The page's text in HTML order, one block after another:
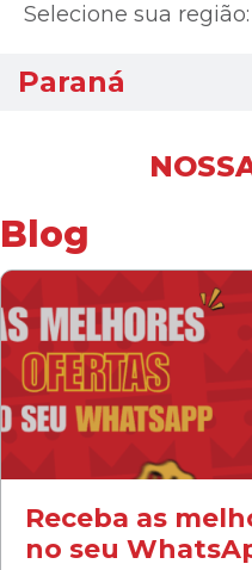
Selecione sua região:
Paraná
Blog
Receba as
no seu